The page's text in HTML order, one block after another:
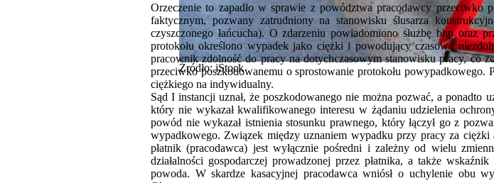
Źródło: iStock
Orzeczenie to zapadło w sprawie z powództwa pracodawcy przeciwko
faktycznym, pozwany zatrudniony na stanowisku ślusarza
czyszczonego łańcucha). O zdarzeniu powiadomiono służbę bhp oraz
protokołu określono wypadek jako ciężki i powodujący czasową
pracownik zdolność do pracy na dotychczasowym stanowisku pracy, co
przeciwko poszkodowanemu o sprostowanie protokołu
ciężkiego na indywidualny.
Sąd I instancji uznał, że poszkodowanego nie można pozwać, a
który nie wykazał kwalifikowanego interesu w żądaniu udzielenia
powód nie wykazał istnienia stosunku prawnego, który łączył go z
wypadkowego. Związek między uznaniem wypadku przy pracy za ciężki
płatnik (pracodawca) jest wyłącznie pośredni i zależny od wielu
działalności gospodarczej prowadzonej przez płatnika, a także
powoda. W skardze kasacyjnej pracodawca wniósł o uchylenie obu